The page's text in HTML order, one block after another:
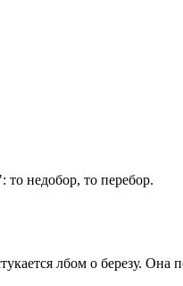
недобор, то перебор.
лбом о березу. Она